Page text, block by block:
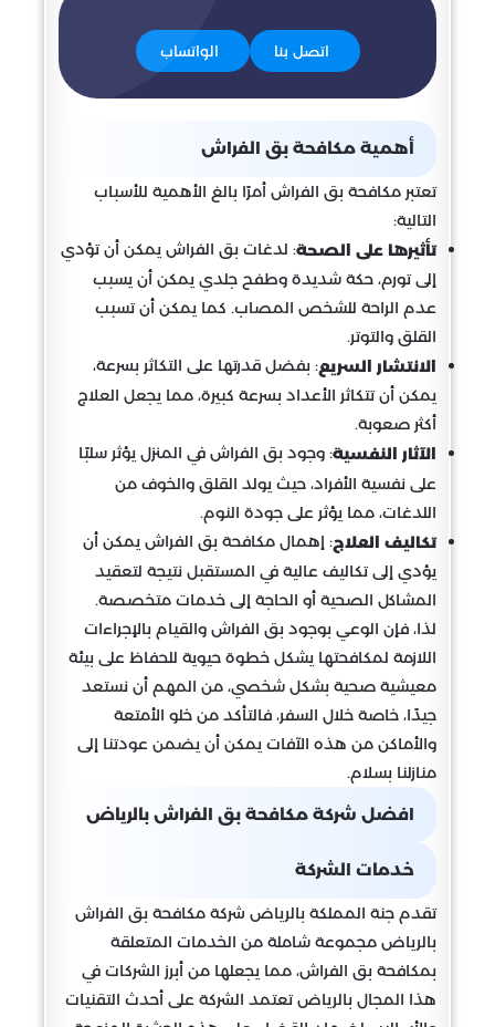
اتصل بنا الواتساب
أهمية مكافحة بق الفراش
تعتبر مكافحة بق الفراش أمرًا بالغ الأهمية للأسباب
التالية:
تأثيرها على الصحة: لدغات بق الفراش يمكن أن تؤدي
إلى تورم، حكة شديدة وطفح جلدي يمكن أن يسبب
عدم الراحة للشخص المصاب. كما يمكن أن تسبب
القلق والتوتر.
الانتشار السريع: بفضل قدرتها على التكاثر بسرعة،
يمكن أن تتكاثر الأعداد بسرعة كبيرة، مما يجعل العلاج
أكثر صعوبة.
الآثار النفسية: وجود بق الفراش في المنزل يؤثر سلبًا
على نفسية الأفراد، حيث يولد القلق والخوف من
اللدغات، مما يؤثر على جودة النوم.
تكاليف العلاج: إهمال مكافحة بق الفراش يمكن أن
يؤدي إلى تكاليف عالية في المستقبل نتيجة لتعقيد
المشاكل الصحية أو الحاجة إلى خدمات متخصصة.
لذا، فإن الوعي بوجود بق الفراش والقيام بالإجراءات
اللازمة لمكافحتها يشكل خطوة حيوية للحفاظ على بيئة
معيشية صحية بشكل شخصي، من المهم أن نستعد
جيدًا، خاصة خلال السفر، فالتأكد من خلو الأمتعة
والأماكن من هذه الآفات يمكن أن يضمن عودتنا إلى
منازلنا بسلام.
افضل شركة مكافحة بق الفراش بالرياض
خدمات الشركة
تقدم جنة المملكة بالرياض شركة مكافحة بق الفراش
بالرياض مجموعة شاملة من الخدمات المتعلقة
بمكافحة بق الفراش، مما يجعلها من أبرز الشركات في
هذا المجال بالرياض تعتمد الشركة على أحدث التقنيات